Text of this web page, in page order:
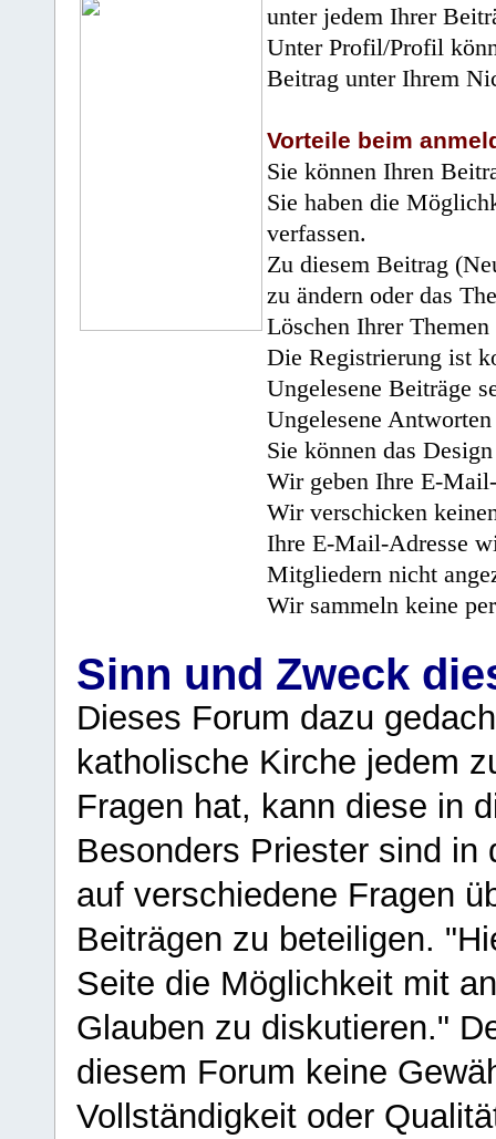
unter jedem Ihrer
Unter Profil/Profil
Beitrag unter Ihrem
Vorteile beim
Sie können Ihren
Sie haben die
verfassen.
Zu diesem Beitrag
zu ändern oder das
Löschen Ihrer
Die Registrierung ist
Ungelesene Beiträge
Ungelesene
Sie können das
Wir geben Ihre E-
Wir verschicken
Ihre E-Mail-Adresse
Mitgliedern nicht
Wir sammeln keine
Sinn und Zweck
Dieses Forum dazu
katholische Kirche jedem
Fragen hat, kann diese in
Besonders Priester sind in
auf verschiedene Fragen
Beiträgen zu beteiligen.
Seite die Möglichkeit mit
Glauben zu diskutieren."
diesem Forum keine
Vollständigkeit oder